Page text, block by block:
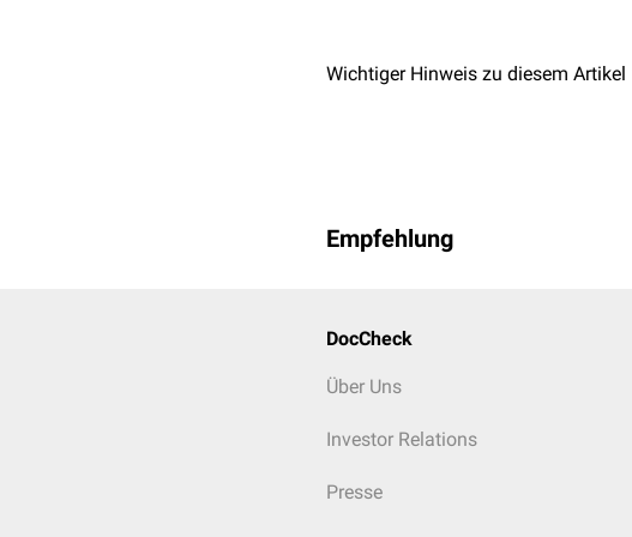
Wichtiger Hinweis zu diesem Artikel
Empfehlung
DocCheck
Über Uns
Investor Relations
Presse